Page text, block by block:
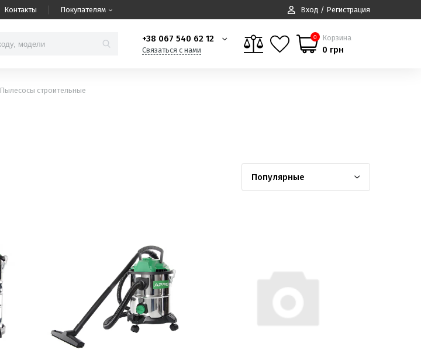
Контакты Покупателям Вход / Регистрация
+38 067 540 62 12
Связаться с нами
0 Корзина
0 грн
Пылесосы строительные
Популярные